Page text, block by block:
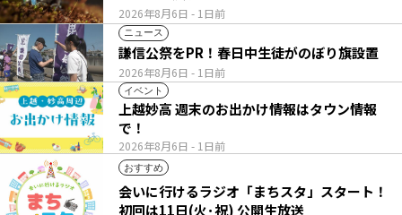
2026年8月6日 - 1日前
ニュース
2026年8月6日 - 1日前
謙信公祭をPR！春日中生徒がのぼり旗設置
イベント
2026年8月6日 - 1日前
上越妙高 週末のお出かけ情報はタウン情報
で！
おすすめ
会いに行けるラジオ「まちスタ」スタート！
初回は11日(火･祝) 公開生放送